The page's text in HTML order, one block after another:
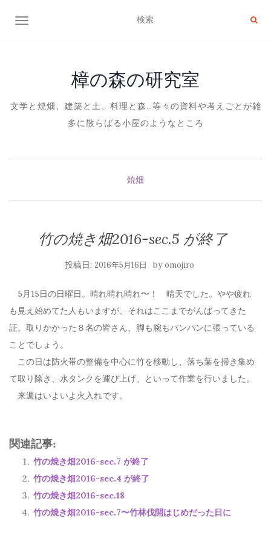
ナビゲーション切り替え
樟の森の研究室
文学と焼畑、建築と土、料理と森…等々の資料や考えごとが雑
多に散らばる小屋のようなところ
焼畑
竹の焼き畑2016-sec.5 が終了
投稿日: 2016年5月16日 byomojiro
5月15日の日曜日。晴れ晴れ晴れ〜！ 晴天でした。やや疲れ
も見え始めてた人もいますが、それはここまでがんばってきた
証。取りかかった８名の皆さん、脚も腕もパンパンに張っている
ことでしょう。
この日は防火帯の整備を中心に竹を移動し、落ち葉を掃き集め
て取り除き、水タンクを運び上げ、といって作業を行いました。
来週はいよいよ火入れです。
関連記事:
竹の焼き畑2016-sec.7 が終了
竹の焼き畑2016-sec.4 が終了
竹の焼き畑2016-sec.18
竹の焼き畑2016-sec.7〜竹林伐開はじめだった日に